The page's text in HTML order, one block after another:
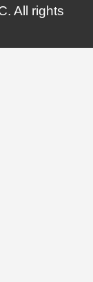
All rights